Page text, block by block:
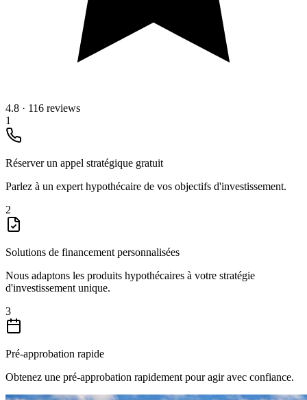
4.8 · 116 reviews
1
Réserver un appel stratégique gratuit
Parlez à un expert hypothécaire de vos objectifs d'investissement.
2
Solutions de financement personnalisées
Nous adaptons les produits hypothécaires à votre stratégie
d'investissement unique.
3
Pré-approbation rapide
Obtenez une pré-approbation rapidement pour agir avec confiance.